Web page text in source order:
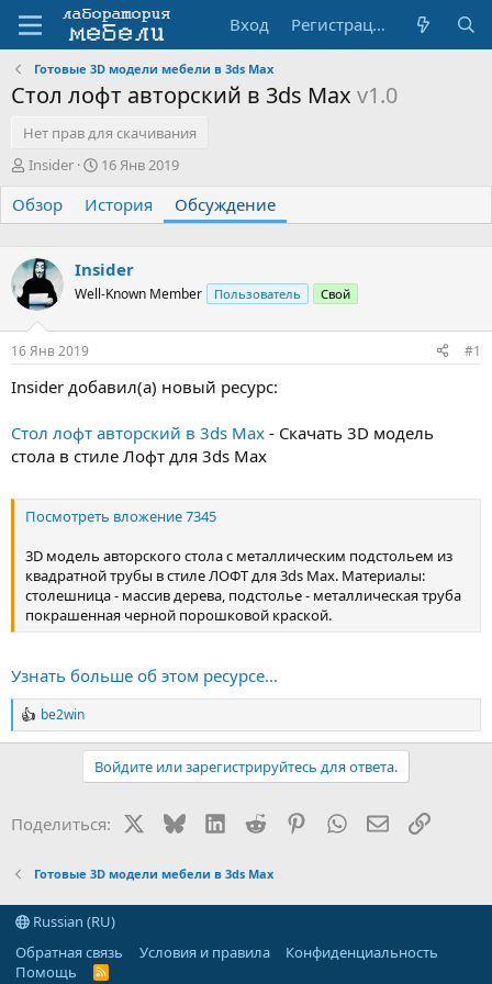
Вход Регистрация
Готовые 3D модели мебели в 3ds Max
Стол лофт авторский в 3ds Max v1.0
Нет прав для скачивания
А
т
о
т
е
м
ы
Insider
Д
т
а
а
а
16 Янв 2019
Обзор История Обсуждение
Insider
Well-Known Member Пользователь Свой
16 Янв 2019 #1
Insider добавил(а) новый ресурс:
Стол лофт авторский в 3ds Max - Скачать 3D модель
стола в стиле Лофт для 3ds Max
Посмотреть вложение 7345
3D модель авторского стола с металлическим подстольем из
квадратной трубы в стиле ЛОФТ для 3ds Max. Материалы:
столешница - массив дерева, подстолье - металлическая труба
покрашенная черной порошковой краской.
Узнать больше об этом ресурсе...
Р
е
и
be2win
Войдите или зарегистрируйтесь для ответа.
Поделиться: BlueskyLinkedIn
Reddit PinterestWhatsApp Ссылка
Готовые 3D модели мебели в 3ds Max
Russian (RU)
Обратная связь
Условия и правила
Конфиденциальность
Помощь
R